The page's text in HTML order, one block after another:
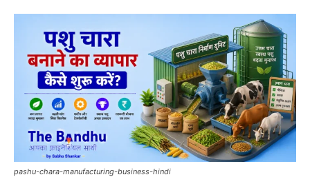
pashu-chara-manufacturing-business-hindi